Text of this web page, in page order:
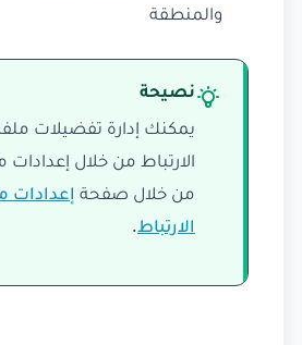
والمنطقة
نصيحة
يمكنك إدارة تفضيلات
الارتباط من خلال
من خلال صفحة إعدادات
الارتباط.